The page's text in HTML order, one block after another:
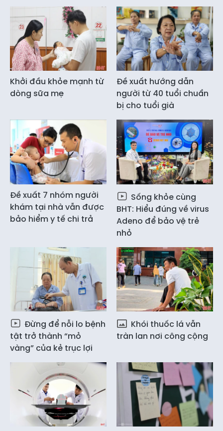
Khởi đầu khỏe mạnh từ
dòng sữa mẹ
Đề xuất hướng dẫn
người từ 40 tuổi chuẩn
bị cho tuổi già
Đề xuất 7 nhóm người
khám tại nhà vẫn được
bảo hiểm y tế chi trả
Sống khỏe cùng
BHT: Hiểu đúng về virus
Adeno để bảo vệ trẻ
nhỏ
Đừng để nỗi lo bệnh
tật trở thành “mỏ
vàng” của kẻ trục lợi
Khói thuốc lá vẫn
tràn lan nơi công cộng